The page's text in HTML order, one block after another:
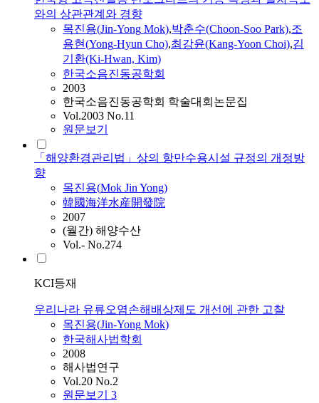
와의 상관관계와 경향
목진용(Jin-Yong Mok),박춘수(Choon-Soo Park),조
용현(Yong-Hyun Cho),최강윤(Kang-Yoon Choi),김
기환(Ki-Hwan, Kim)
한국소음진동공학회
2003
한국소음진동공학회 학술대회논문집
Vol.2003 No.11
원문보기
「해양환경관리법」상의 항만수용시설 규정의 개정방
향
목진용(Mok JinYong)
韓國海洋水産開發院
2007
(월간) 해양수산
Vol.- No.274
KCI등재
우리나라 유류오염손해배상제도 개선에 관한 고찰
목진용(Jin-Yong Mok)
한국해사법학회
2008
해사법연구
Vol.20 No.2
원문보기 3